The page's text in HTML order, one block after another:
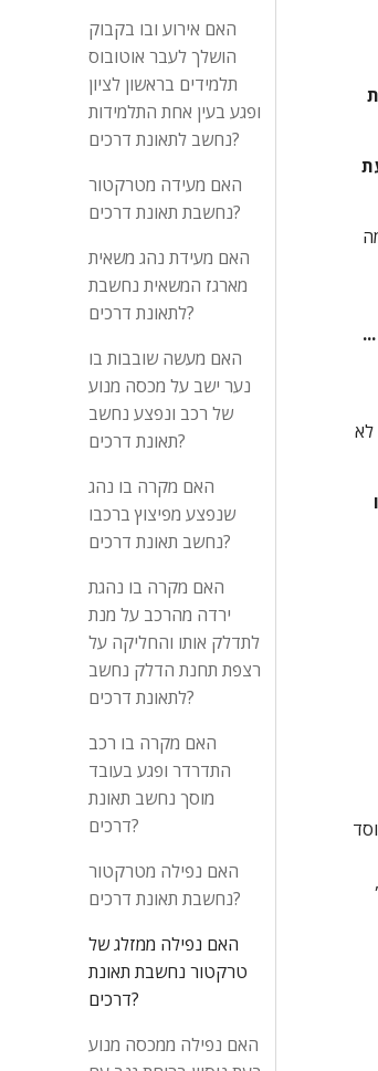
האם אירוע ובו בקבוק
הושלך לעבר אוטובוס
תלמידים בראשון לציון
ופגע בעין אחת התלמידות
נחשב לתאונת דרכים?
האם מעידה מטרקטור
נחשבת תאונת דרכים?
האם מעידת נהג משאית
מארגז המשאית נחשבת
לתאונת דרכים?
האם מעשה שובבות בו
נער ישב על מכסה מנוע
של רכב ונפצע נחשב
תאונת דרכים?
האם מקרה בו נהג
שנפצע מפיצוץ ברכבו
נחשב תאונת דרכים?
האם מקרה בו נהגת
ירדה מהרכב על מנת
לתדלק אותו והחליקה על
רצפת תחנת הדלק נחשב
לתאונת דרכים?
האם מקרה בו רכב
התדרדר ופגע בעובד
מוסך נחשב תאונת
דרכים?
האם נפילה מטרקטור
נחשבת תאונת דרכים?
האם נפילה ממזלג של
טרקטור נחשבת תאונת
דרכים?
האם נפילה ממכסה מנוע